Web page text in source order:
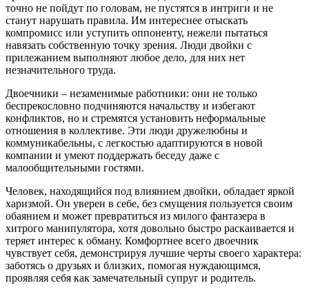
точно не пойдут по головам, не пустятся в интриги и не
станут нарушать правила. Им интереснее отыскать
компромисс или уступить оппоненту, нежели пытаться
навязать собственную точку зрения. Люди двойки с
прилежанием выполняют любое дело, для них нет
незначительного труда.
Двоечники – незаменимые работники: они не только
беспрекословно подчиняются начальству и избегают
конфликтов, но и стремятся установить неформальные
отношения в коллективе. Эти люди дружелюбны и
коммуникабельны, с легкостью адаптируются в новой
компании и умеют поддержать беседу даже с
малообщительными гостями.
Человек, находящийся под влиянием двойки, обладает яркой
харизмой. Он уверен в себе, без смущения пользуется своим
обаянием и может превратиться из милого фантазера в
хитрого манипулятора, хотя довольно быстро раскаивается и
теряет интерес к обману. Комфортнее всего двоечник
чувствует себя, демонстрируя лучшие черты своего характера:
заботясь о друзьях и близких, помогая нуждающимся,
проявляя себя как замечательный супруг и родитель.